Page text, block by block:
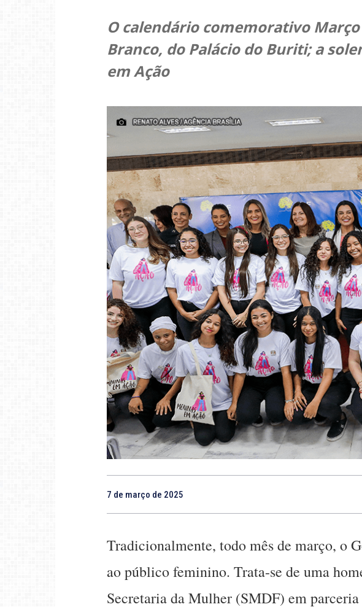
O calendário comemorativo
Branco, do Palácio do Buriti; a
em Ação
7 de março de 2025
Tradicionalmente, todo mês de março, o
ao público feminino. Trata-se de uma
Secretaria da Mulher (SMDF) em